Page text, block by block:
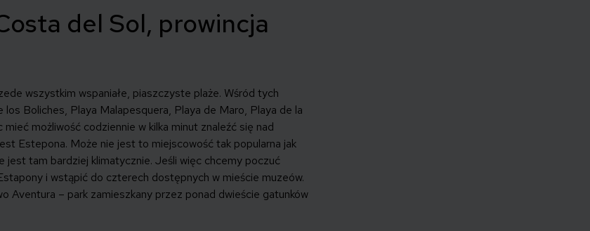
del Sol, prowincja
wszystkim wspaniałe, piaszczyste plaże. Wśród tych
Boliches, Playa Malapesquera, Playa de Maro, Playa de la
możliwość codziennie w kilka minut znaleźć się nad
Estepona. Może nie jest to miejscowość tak popularna jak
jest tam bardziej klimatycznie. Jeśli więc chcemy poczuć
i wstąpić do czterech dostępnych w mieście muzeów.
Aventura – park zamieszkany przez ponad dwieście gatunków